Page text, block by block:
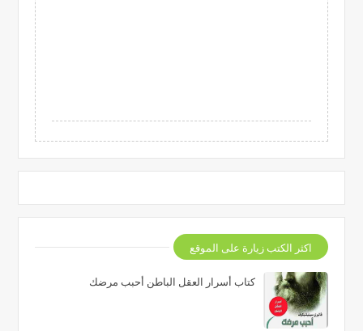
اكثر الكتب زيارة على الموقع
كتاب أسرار العقل الباطن أحبب مرضك